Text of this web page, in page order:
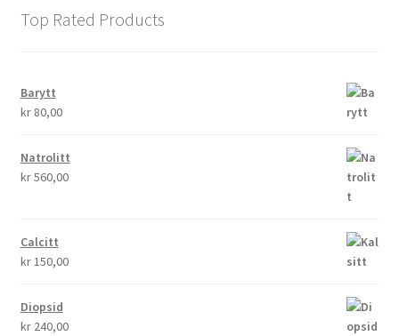
Top Rated Products
Barytt
kr80,00
Natrolitt
kr560,00
Calcitt
kr150,00
Diopsid
kr240,00